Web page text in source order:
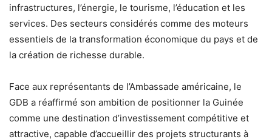
infrastructures, l’énergie, le tourisme, l’éducation et les
services. Des secteurs considérés comme des moteurs
essentiels de la transformation économique du pays et de
la création de richesse durable.
Face aux représentants de l’Ambassade américaine, le
GDB a réaffirmé son ambition de positionner la Guinée
comme une destination d’investissement compétitive et
attractive, capable d’accueillir des projets structurants à